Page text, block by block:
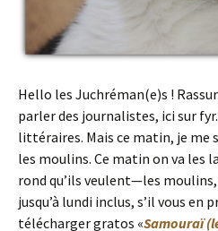
Hello les Juchréman(e)s !
parler des journalistes, ici sur
littéraires. Mais ce matin, je me
les moulins. Ce matin on va les
rond qu’ils veulent—les moulins,
jusqu’à lundi inclus, s’il vous en
télécharger gratos «Samouraï